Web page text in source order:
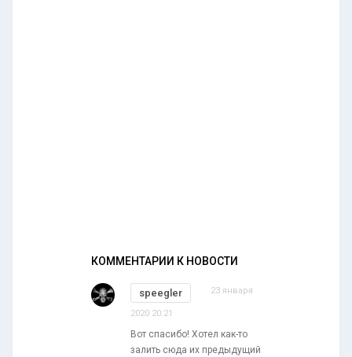
КОММЕНТАРИИ К НОВОСТИ
speegler 23 января
2020 20:21
Вот спасибо! Хотел как-то
залить сюда их предыдущий